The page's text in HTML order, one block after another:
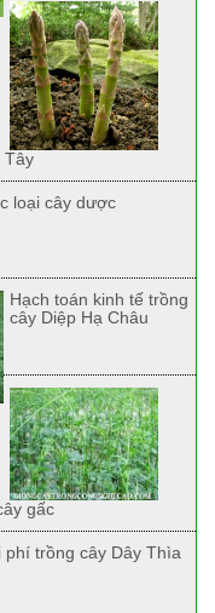
Tây
loại cây dược
Hạch toán kinh tế trồng
cây Diệp Hạ Châu
gấc
phí trồng cây Dây Thìa